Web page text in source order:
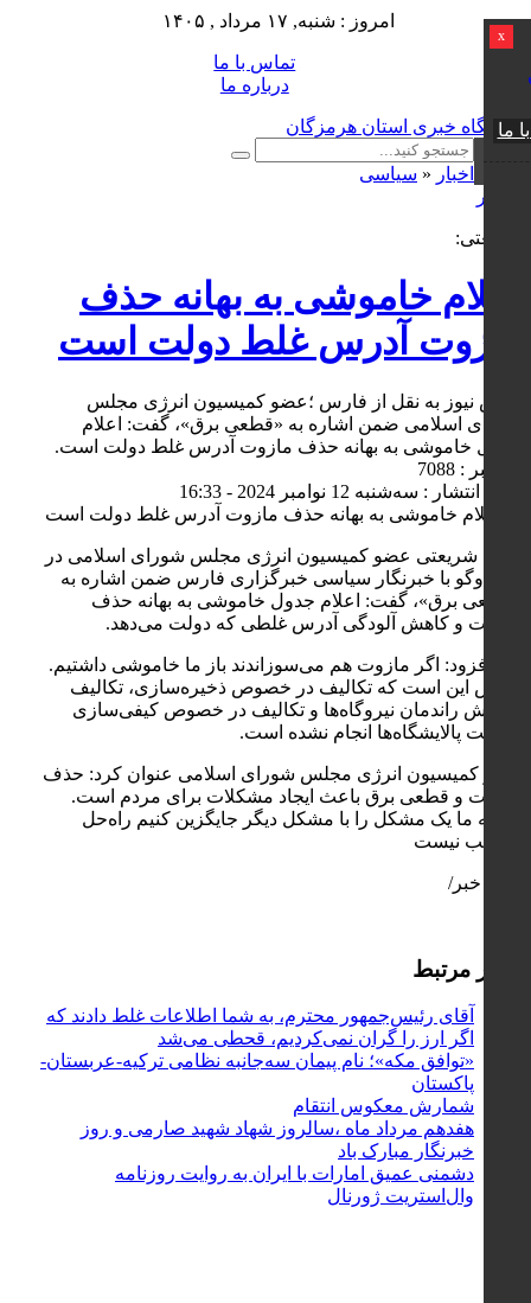
امروز : شنبه, ۱۷ مرداد , ۱۴۰۵
تماس با ما
درباره ما
x
ما
اخبار « سیاسی
شریعتی:
اعلام خاموشی به بهانه حذف
مازوت آدرس غلط دولت است
کوش نیوز به نقل از فارس ؛عضو کمیسیون انرژی مجلس
شورای اسلامی ضمن اشاره به «قطعی برق»، گفت: اعلام
جدول خاموشی به بهانه حذف مازوت آدرس غلط دولت است.
کد خبر : 7088
تاریخ انتشار : سه‌شنبه 12 نوامبر 2024 - 16:33
مالک شریعتی عضو کمیسیون انرژی مجلس شورای اسلامی در
گفت‌وگو با خبرنگار سیاسی خبرگزاری فارس ضمن اشاره به
«قطعی برق»، گفت: اعلام جدول خاموشی به بهانه حذف
مازوت و کاهش آلودگی آدرس غلطی که دولت می‌دهد.
وی افزود: اگر مازوت هم می‌سوزاندند باز ما خاموشی داشتیم.
علتش این است که تکالیف در خصوص ذخیره‌سازی، تکالیف
افزایش راندمان نیروگاه‌ها و تکالیف در خصوص کیفی‌سازی
سوخت پالایشگاه‌ها انجام نشده است.
عضو کمیسیون انرژی مجلس شورای اسلامی عنوان کرد: حذف
مازوت و قطعی برق باعث ایجاد مشکلات برای مردم است.
این‌که ما یک مشکل را با مشکل دیگر جایگزین کنیم راه‌حل
مناسب نیست
پایان خبر/
اخبار مرتبط
آقای رئیس‌جمهور محترم، به شما اطلاعات غلط دادند که
اگر ارز را گران نمی‌کردیم، قحطی می‌شد
«توافق مکه»؛ نام پیمان سه‌جانبه نظامی ترکیه-عربستان-
پاکستان
شمارش معکوس انتقام
هفدهم مرداد ماه ،سالروز شهاد شهید صارمی و روز
خبرنگار مبارک باد
دشمنی عمیق امارات با ایران به روایت روزنامه
وال‌استریت ژورنال